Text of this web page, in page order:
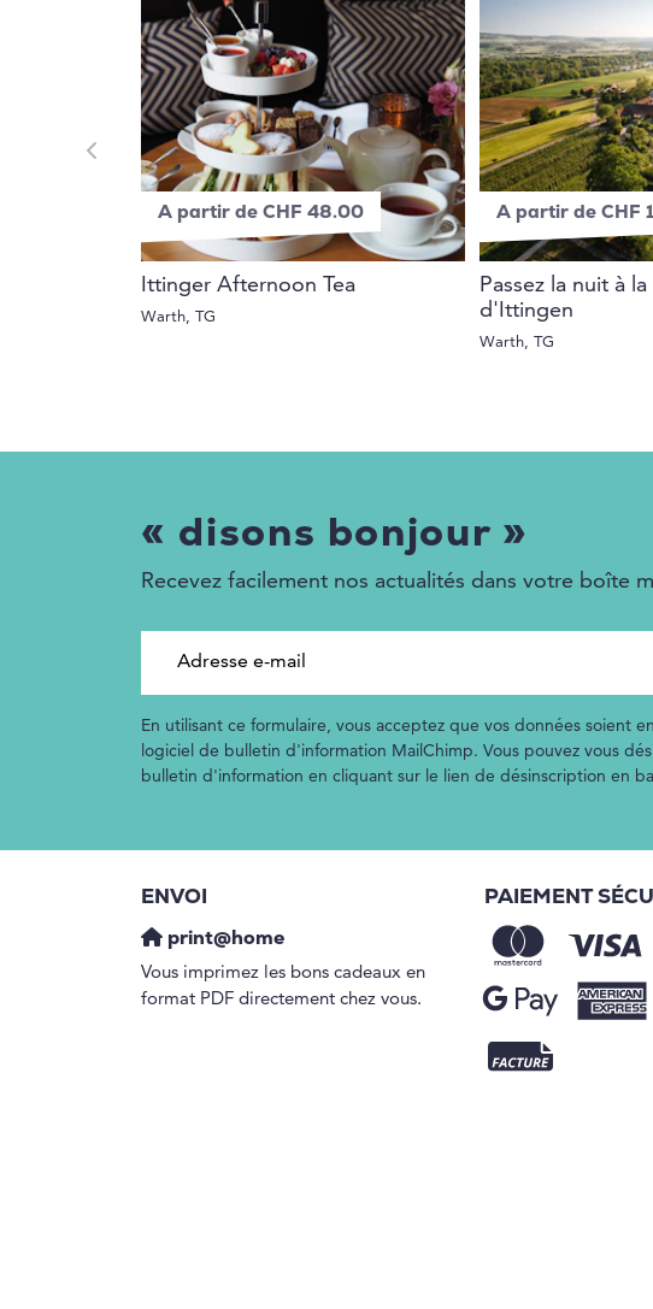
A partir de CHF 48.00
Ittinger Afternoon Tea
Warth, TG
A partir de CHF
Passez la nuit à
d'Ittingen
Warth, TG
« disons bonjour »
Recevez facilement nos actualités dans votre boîte
En utilisant ce formulaire, vous acceptez que vos données soient
logiciel de bulletin d'information MailChimp. Vous pouvez vous
bulletin d'information en cliquant sur le lien de désinscription en
ENVOI
print@home
Vous imprimez les bons cadeaux en
format PDF directement chez vous.
PAIEMENT